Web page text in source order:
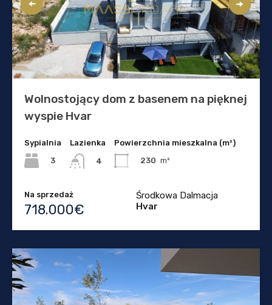
Wolnostojący dom z basenem na pięknej
wyspie Hvar
Sypialnia
3
Lazienka
4
Powierzchnia mieszkalna (m²)
230 m²
Na sprzedaż
718.000€
Środkowa Dalmacja
Hvar